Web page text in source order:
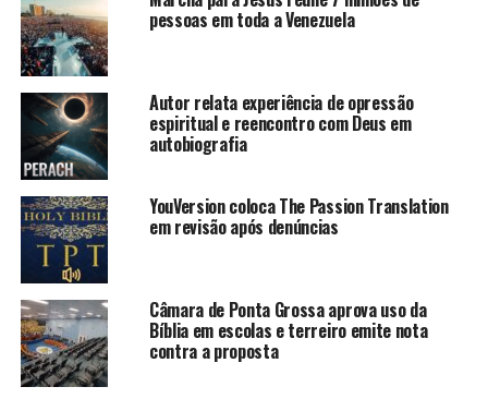
pessoas em toda a Venezuela
Autor relata experiência de opressão
espiritual e reencontro com Deus em
autobiografia
YouVersion coloca The Passion Translation
em revisão após denúncias
Câmara de Ponta Grossa aprova uso da
Bíblia em escolas e terreiro emite nota
contra a proposta